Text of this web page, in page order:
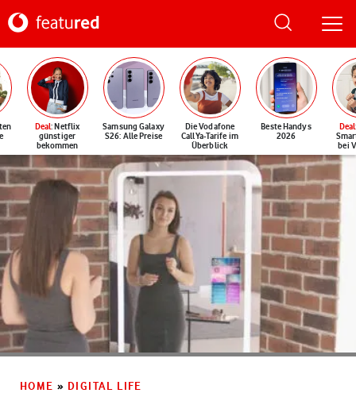
Deal: Netflix
günstiger
bekommen
Samsung Galaxy
S26: Alle Preise
Die Vodafone
CallYa-Tarife im
Überblick
Beste Handys
2026
Deal
bei
HOME » DIGITAL LIFE